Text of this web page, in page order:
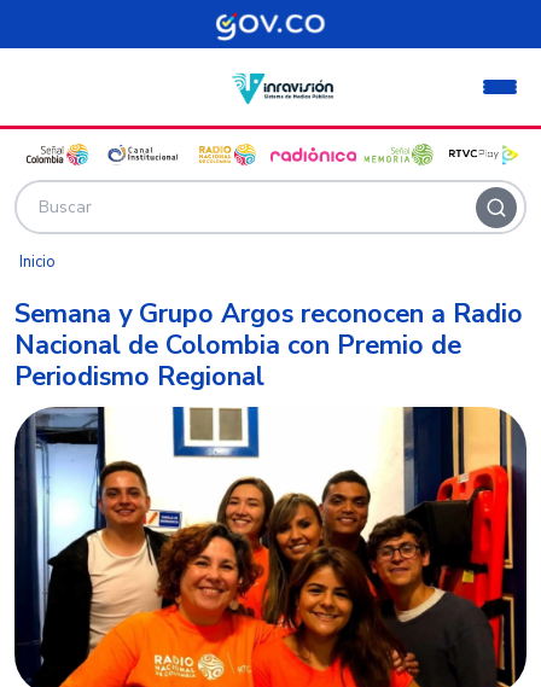
Pasar al contenido principal
Inicio
Semana y Grupo Argos reconocen a Radio
Nacional de Colombia con Premio de
Periodismo Regional